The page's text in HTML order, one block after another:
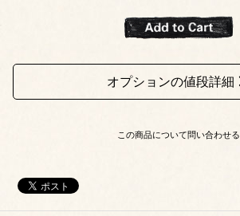
オプションの値段詳細
この商品について問い合わせる